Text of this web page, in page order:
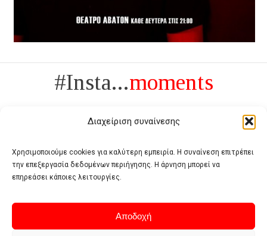
Διαχείριση συναίνεσης
Χρησιμοποιούμε cookies για καλύτερη εμπειρία. Η συναίνεση επιτρέπει
την επεξεργασία δεδομένων περιήγησης. Η άρνηση μπορεί να
επηρεάσει κάποιες λειτουργίες.
Αποδοχή
#Insta...moments
Πολυτέλεια δεν είναι το αντίθετο της ανέχειας, είναι το αντίθετο της